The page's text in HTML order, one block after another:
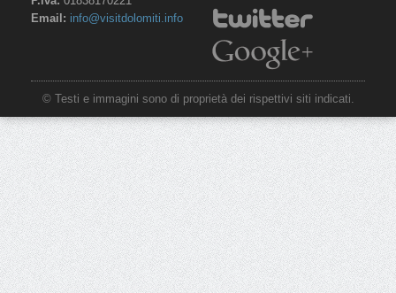
Email: info@visitdolomiti.info
© Testi e immagini sono di proprietà dei rispettivi siti indicati.